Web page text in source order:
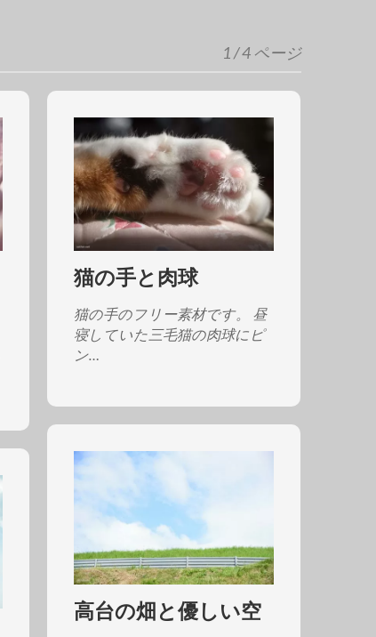
1 / 4 ページ
猫の手と肉球
猫の手のフリー素材です。 昼
寝していた三毛猫の肉球にピ
ン…
高台の畑と優しい空